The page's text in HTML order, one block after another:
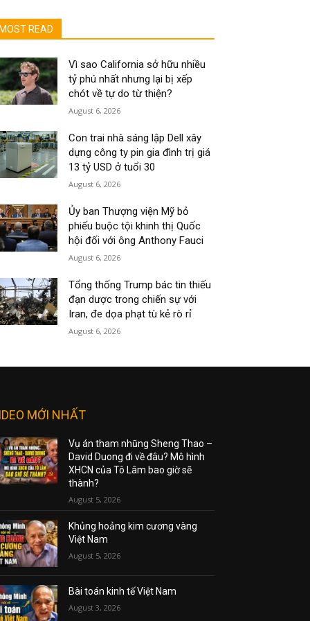
MOST READ
Vì sao California sở hữu nhiều
tỷ phú nhất nhưng lại bị xếp
chót về tự do từ thiện?
August 6, 2026
Con trai nhà sáng lập Dell xây
dựng công ty pin gia đình trị giá
13 tỷ USD ở tuổi 30
August 6, 2026
Ủy ban Thượng viện Mỹ bỏ
phiếu buộc tội khinh thị Quốc
hội đối với ông Anthony Fauci
August 6, 2026
Tổng thống Trump bác tin thiếu
đạn dược trong chiến sự với
Iran, đe dọa phạt tù kẻ rò rỉ
August 6, 2026
MỚI NHẤT
Vụ án tham nhũng Sheng Thao –
David Duong đi về đâu? Mô hình
XHCN của Tô Lâm bao giờ sẽ
thành?
August 5, 2026
Khủng hoảng kim cương vàng
Việt Nam
August 5, 2026
Bài toán kinh tế Việt Nam
August 3, 2026